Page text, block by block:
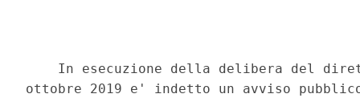
In esecuzione della delibera del
ottobre 2019 e' indetto un avviso